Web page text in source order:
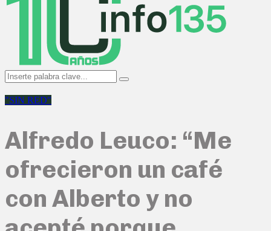
Search
for:
Search
"SIN RED"
Alfredo Leuco: “Me
ofrecieron un café
con Alberto y no